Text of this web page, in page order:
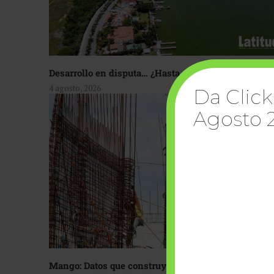
Desarrollo en disputa… ¿Hasta dónde crecer?
4 agosto, 2026
Mango: Datos que construyen confianza
Da
Agosto